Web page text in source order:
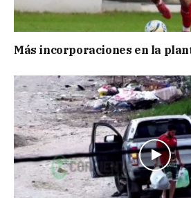
Más incorporaciones en la